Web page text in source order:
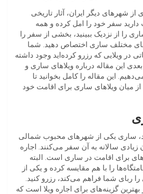
از شهر‌های دیگر ایران، آثار تاریخی
دارید سفر خود را امل کرده و همه
را از نزدیک ببینید، بخشی از سفر را
مختلف ساری اختصاص دهید. شما
در ویلایی که رزرو کرده‌اید وجود داشته
این مقاله درباره ویلاهای ساری و
این مقاله را کامل بخوانید تا
از میان ویلاهای ساری برای اقامت خود
ساری یکی از شهرهای محبوب شمالی
سالانه به آن سفر می‌کنند. اجاره
برای اقامت در ساری است. البته
را با هم مقایسه کرده و یکی از
ربای شما فراهم می‌کند، رزرو کنید.
گزینه‌های برای اجاره ویلا است که